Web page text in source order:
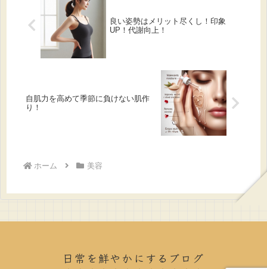
良い姿勢はメリット尽くし！印象
UP！代謝向上！
自肌力を高めて季節に負けない肌作
り！
ホーム 美容
日常を鮮やかにするブログ